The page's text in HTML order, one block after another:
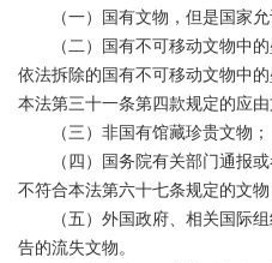
（一）国有文物，但是国家允
（二）国有不可移动文物中的
依法拆除的国有不可移动文物中
本法第三十一条第四款规定的应
（三）非国有馆藏珍贵文物；
（四）国务院有关部门通报或
不符合本法第六十七条规定的文物
（五）外国政府、相关国际组
告的流失文物。